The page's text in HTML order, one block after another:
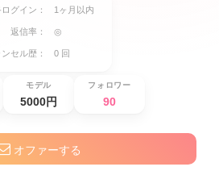
グイン： 1ヶ月以内
返信率： ◎
セル歴： 0 回
モデル
5000円
フォロワー
90
オファーする